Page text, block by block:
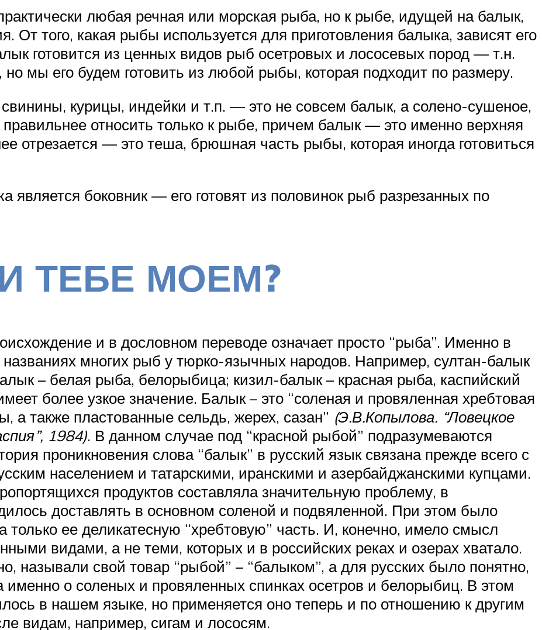
любая речная или морская рыба, но к рыбе, идущей на балык,
От того, какая рыбы используется для приготовления балыка, зависят его
готовится из ценных видов рыб осетровых и лососевых пород — т.н.
мы его будем готовить из любой рыбы, которая подходит по размеру.
курицы, индейки и т.п. — это не совсем балык, а солено-сушеное,
относить только к рыбе, причем балык — это именно верхняя
отрезается — это теша, брюшная часть рыбы, которая иногда готовиться
боковник — его готовят из половинок рыб разрезанных по
ТЕБЕ МОЕМ?
и в дословном переводе означает просто “рыба”. Именно в
названиях многих рыб у тюрко-язычных народов. Например, султан-балык
– белая рыба, белорыбица; кизил-балык – красная рыба, каспийский
более узкое значение. Балык – это “соленая и провяленная хребтовая
а также пластованные сельдь, жерех, сазан” (Э.В.Копылова. “Ловецкое
1984). В данном случае под “красной рыбой” подразумеваются
проникновения слова “балык” в русский язык связана прежде всего с
населением и татарскими, иранскими и азербайджанскими купцами.
продуктов составляла значительную проблему, в
доставлять в основном соленой и подвяленной. При этом было
только ее деликатесную “хребтовую” часть. И, конечно, имело смысл
видами, а не теми, которых и в российских реках и озерах хватало.
называли свой товар “рыбой” – “балыком”, а для русских было понятно,
о соленых и провяленных спинках осетров и белорыбиц. В этом
в нашем языке, но применяется оно теперь и по отношению к другим
видам, например, сигам и лососям.